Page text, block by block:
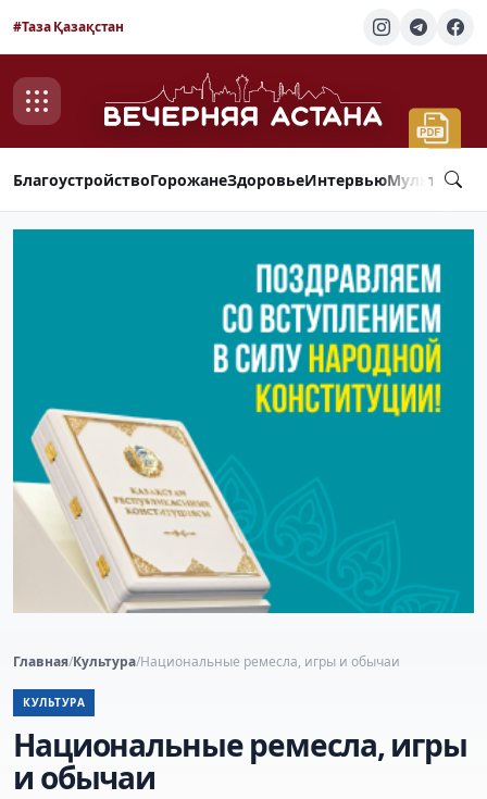
#Таза Қазақстан
БлагоустройствоГорожанеЗдоровьеИнтервью
Главная/Культура/Национальные ремесла, игры и обычаи
КУЛЬТУРА
Национальные ремесла, игры
и обычаи